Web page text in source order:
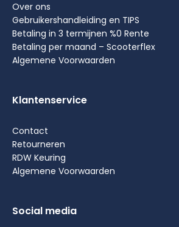
Over ons
Gebruikershandleiding en TIPS
Betaling in 3 termijnen %0 Rente
Betaling per maand – Scooterflex
Algemene Voorwaarden
Klantenservice
Contact
Retourneren
RDW Keuring
Algemene Voorwaarden
Social media